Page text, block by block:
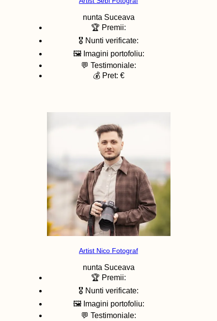
nunta Suceava
🏆 Premii:
🎖️ Nunti verificate:
🖼️ Imagini portofoliu:
💬 Testimoniale:
💰 Pret: €
Artist Nico Fotograf
nunta Suceava
🏆 Premii:
🎖️ Nunti verificate:
🖼️ Imagini portofoliu:
💬 Testimoniale: